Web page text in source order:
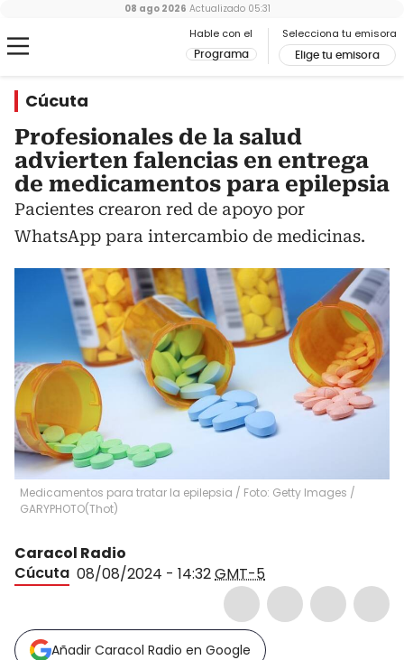
Hable con el
Programa
Selecciona tu emisora
Elige tu emisora
08 ago 2026 Actualizado 05:31
Cúcuta
Profesionales de la salud
advierten falencias en entrega
de medicamentos para epilepsia
Pacientes crearon red de apoyo por
WhatsApp para intercambio de medicinas.
Medicamentos para tratar la epilepsia / Foto: Getty Images /
GARYPHOTO(Thot)
Caracol Radio
Cúcuta 08/08/2024 - 14:32GMT-5
Añadir Caracol Radio en Google